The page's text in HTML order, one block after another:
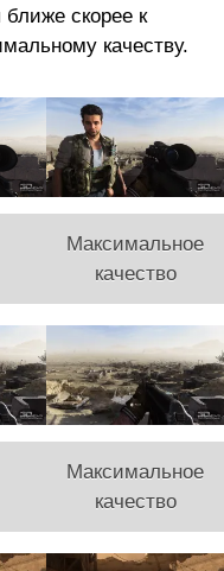
скорее к
качеству.
Максимальное
качество
Максимальное
качество